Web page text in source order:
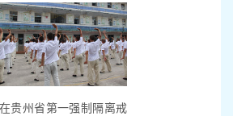
在贵州省第一强制隔离戒